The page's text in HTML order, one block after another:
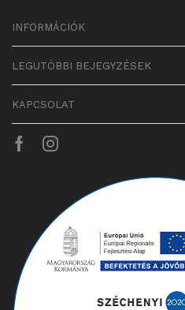
INFORMÁCIÓK
LEGUTÓBBI BEJEGYZÉSEK
KAPCSOLAT
FacebookInstagram